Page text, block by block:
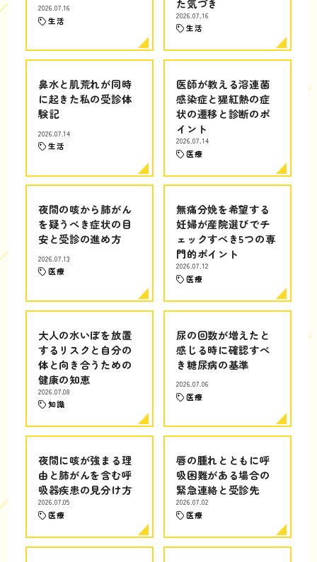
2026.07.16
生活
た気づき
2026.07.16
生活
鼻水と肌荒れが同時
に起きた私の受診体
験記
2026.07.14
生活
医師が教える溶連菌
感染症と猩紅熱の症
状の遷移と診断のポ
イント
2026.07.14
医療
夜間の咳から肺がん
を疑うべき症状の目
安と受診の進め方
2026.07.13
医療
無痛分娩を希望する
妊婦が産院選びでチ
ェックすべき5つの専
門的ポイント
2026.07.12
医療
大人の水いぼを放置
するリスクと自分の
体と向き合うための
健康の知恵
2026.07.08
知識
尿の回数が増えたと
感じる時に確認すべ
き糖尿病の基準
2026.07.06
医療
夜間に咳が強まる理
由と肺がんを含む呼
吸器疾患の見分け方
2026.07.05
医療
唇の腫れとともに呼
吸困難がある場合の
緊急連絡と受診先
2026.07.02
医療